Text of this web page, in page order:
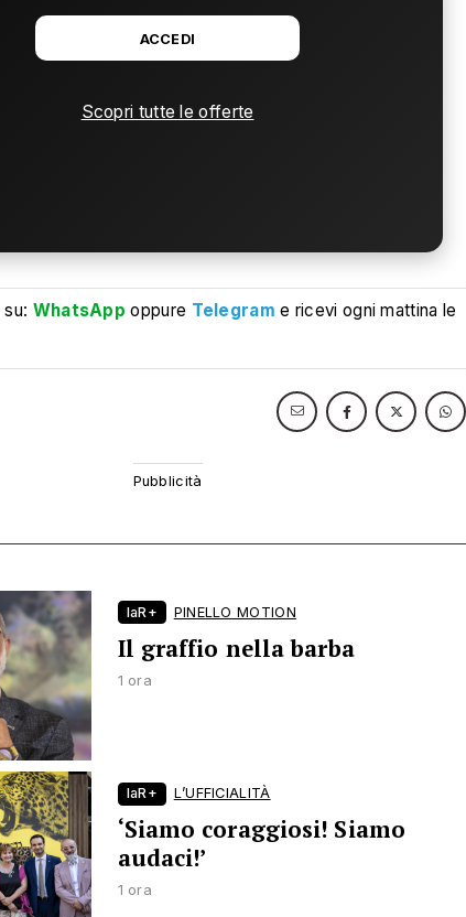
ACCEDI
Scopri tutte le offerte
su: WhatsApp oppure Telegram e ricevi ogni mattina le
laR+ PINELLO MOTION
Il graffio nella barba
1 ora
laR+ L’UFFICIALITÀ
‘Siamo coraggiosi! Siamo
audaci!’
1 ora